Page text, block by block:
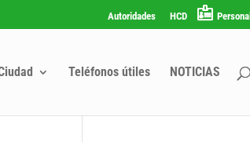
Autoridades HCD Personal
Teléfonos útiles NOTICIAS